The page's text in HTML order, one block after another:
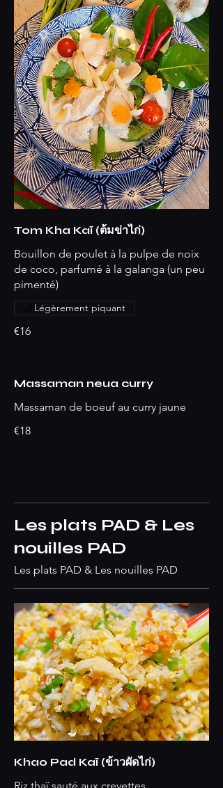
Tom Kha Kaï (ต้มข่าไก่)
Bouillon de poulet à la pulpe de noix
de coco, parfumé à la galanga (un peu
pimenté)
€16
Légèrement piquant
Massaman neua curry
Massaman de boeuf au curry jaune
€18
Les plats PAD & Les
nouilles PAD
Les plats PAD & Les nouilles PAD
Khao Pad Kaï (ข้าวผัดไก่)
Riz thaï sauté aux crevettes